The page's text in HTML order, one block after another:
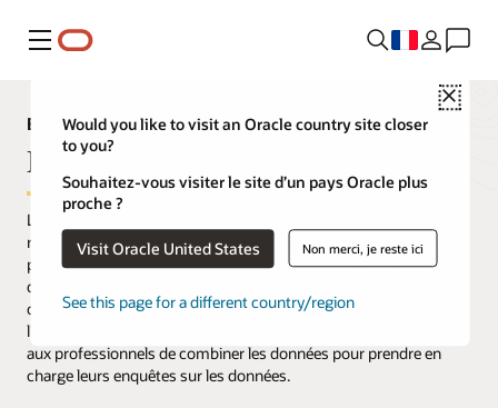
Menu
Close
Would you like to visit an Oracle country site closer
to you?
Souhaitez-vous visiter le site d’un pays Oracle plus
proche ?
Visit Oracle United States Non merci, je reste ici
See this page for a different country/region
Explorateur des capacités analytiques
Modèle de données
La modélisation des données est le processus qui consiste à
représenter les données dans un formulaire facile à comprendre
pour aider les collaborateurs à trouver des réponses à leurs
questions. La modélisation des données nécessite une approche
centralisée pour garantir la cohérence des mesures de
l'entreprise, ainsi qu'une approche en libre-service permettant
aux professionnels de combiner les données pour prendre en
charge leurs enquêtes sur les données.